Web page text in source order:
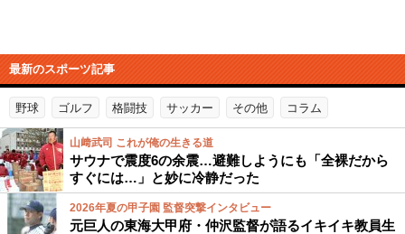
最新のスポーツ記事
野球 ゴルフ 格闘技 サッカー その他 コラム
山﨑武司 これが俺の生きる道
サウナで震度6の余震…避難しようにも「全裸だから
すぐには…」と妙に冷静だった
2026年夏の甲子園 監督突撃インタビュー
元巨人の東海大甲府・仲沢監督が語るイキイキ教員生